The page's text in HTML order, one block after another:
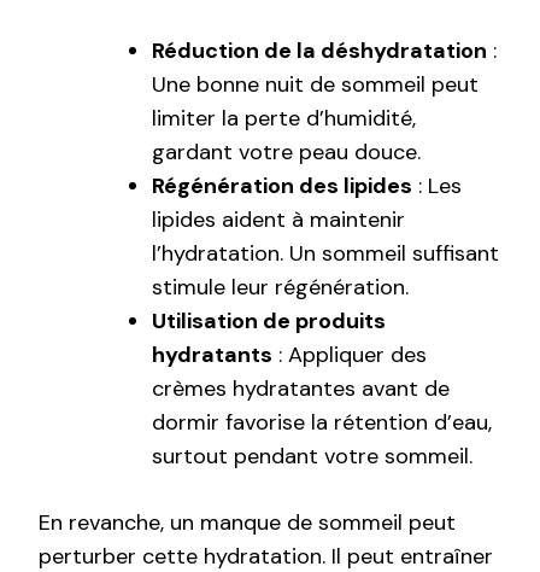
Réduction de la déshydratation :
Une bonne nuit de sommeil peut
limiter la perte d’humidité,
gardant votre peau douce.
Régénération des lipides : Les
lipides aident à maintenir
l’hydratation. Un sommeil suffisant
stimule leur régénération.
Utilisation de produits
hydratants : Appliquer des
crèmes hydratantes avant de
dormir favorise la rétention d’eau,
surtout pendant votre sommeil.
En revanche, un manque de sommeil peut
perturber cette hydratation. Il peut entraîner